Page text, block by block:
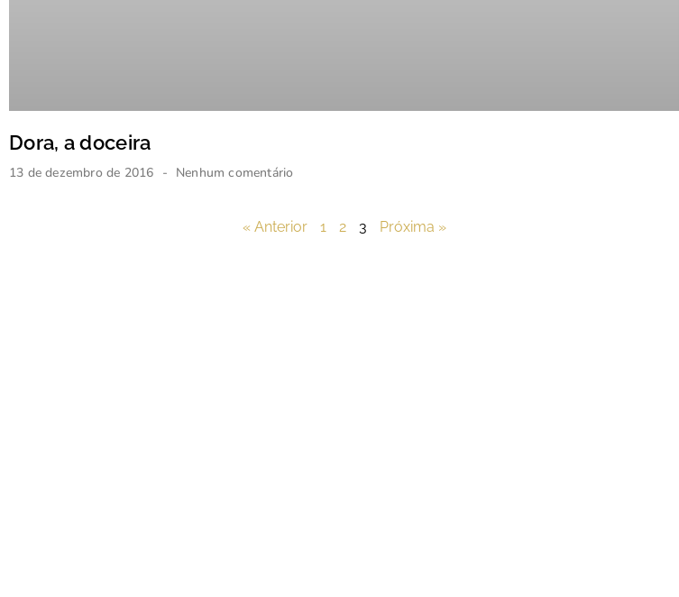
Dora, a doceira
13 de dezembro de 2016 Nenhum comentário
« Anterior 1 2 3 Próxima »